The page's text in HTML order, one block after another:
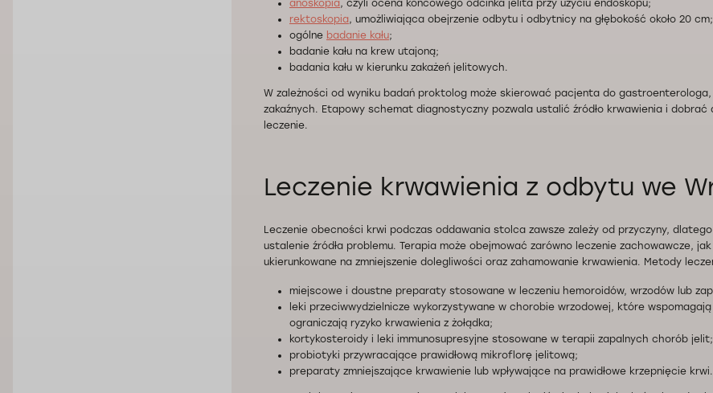
anoskopia, czyli ocena końcowego odcinka jelita przy użyciu endoskopu;
rektoskopia, umożliwiająca obejrzenie odbytu i odbytnicy na głębokość około 20 cm;
ogólne badanie kału;
badanie kału na krew utajoną;
badania kału w kierunku zakażeń jelitowych.
W zależności od wyniku badań proktolog może skierować pacjenta do
zakaźnych. Etapowy schemat diagnostyczny pozwala ustalić źródło krwawienia i dobrać
leczenie.
Leczenie krwawienia z odbytu we
Leczenie obecności krwi podczas oddawania stolca zawsze zależy od przyczyny,
ustalenie źródła problemu. Terapia może obejmować zarówno leczenie zachowawcze,
ukierunkowane na zmniejszenie dolegliwości oraz zahamowanie krwawienia. Metody
miejscowe i doustne preparaty stosowane w leczeniu hemoroidów, wrzodów lub
leki przeciwwydzielnicze wykorzystywane w chorobie wrzodowej, które
ograniczają ryzyko krwawienia z żołądka;
kortykosteroidy i leki immunosupresyjne stosowane w terapii zapalnych chorób jelit;
probiotyki przywracające prawidłową mikroflorę jelitową;
preparaty zmniejszające krwawienie lub wpływające na prawidłowe krzepnięcie krwi.